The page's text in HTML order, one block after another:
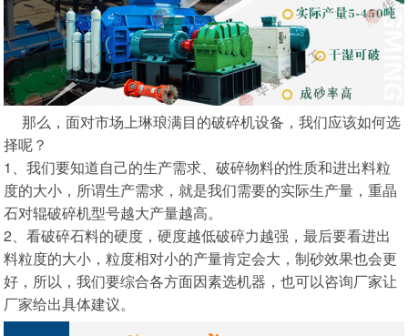
那么，面对市场上琳琅满目的破碎机设备，我们应该如何选
择呢？
1、我们要知道自己的生产需求、破碎物料的性质和进出料粒
度的大小，所谓生产需求，就是我们需要的实际生产量，重晶
石对辊破碎机型号越大产量越高。
2、看破碎石料的硬度，硬度越低破碎力越强，最后要看进出
料粒度的大小，粒度相对小的产量肯定会大，制砂效果也会更
好，所以，我们要综合各方面因素选机器，也可以咨询厂家让
厂家给出具体建议。